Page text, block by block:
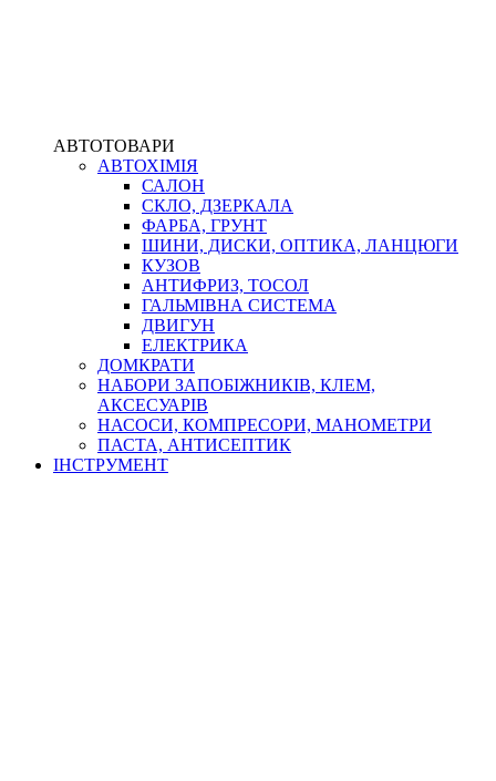
АВТОТОВАРИ
АВТОХІМІЯ
САЛОН
СКЛО, ДЗЕРКАЛА
ФАРБА, ГРУНТ
ШИНИ, ДИСКИ, ОПТИКА, ЛАНЦЮГИ
КУЗОВ
АНТИФРИЗ, ТОСОЛ
ГАЛЬМІВНА СИСТЕМА
ДВИГУН
ЕЛЕКТРИКА
ДОМКРАТИ
НАБОРИ ЗАПОБІЖНИКІВ, КЛЕМ,
АКСЕСУАРІВ
НАСОСИ, КОМПРЕСОРИ, МАНОМЕТРИ
ПАСТА, АНТИСЕПТИК
ІНСТРУМЕНТ